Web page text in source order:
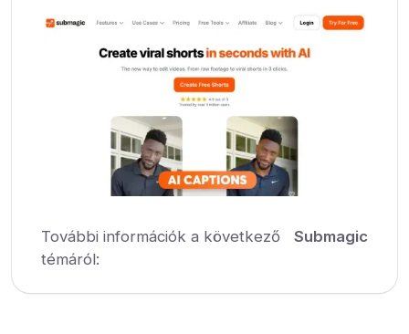
További információk a következő
témáról:
Submagic